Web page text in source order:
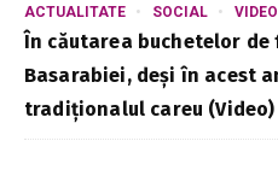
ACTUALITATE SOCIAL VIDEO
În căutarea buchetelor
Basarabiei, deși în acest
tradiționalul careu (Video)